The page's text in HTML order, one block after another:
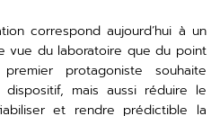
correspond aujourd’hui à un
vue du laboratoire que du point
protagoniste souhaite
mais aussi réduire le
et rendre prédictible la